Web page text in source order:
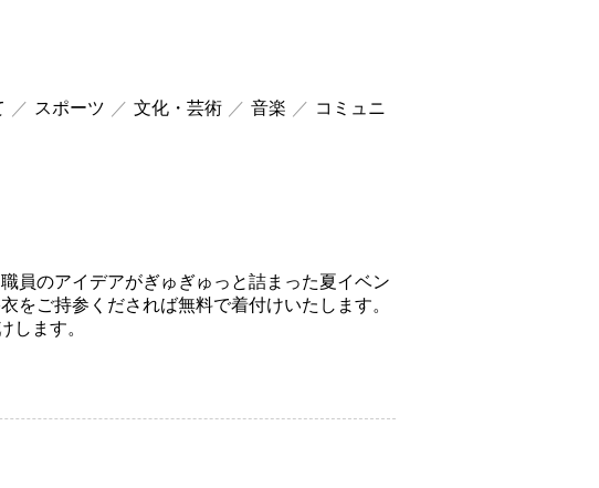
スポーツ 文化・芸術 音楽
コミュニ
員のアイデアがぎゅぎゅっと詰まった夏イベン
をご持参くだされば無料で着付けいたします。
します。